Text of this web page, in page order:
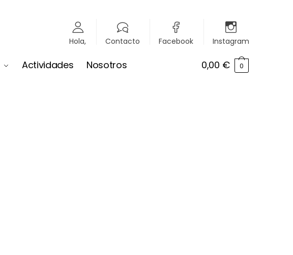
Hola, Contacto Facebook Instagram
Actividades Nosotros 0,00 € 0